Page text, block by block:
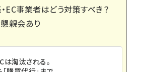
EC事業者はどう対策すべき？
親会あり
淘汰される。